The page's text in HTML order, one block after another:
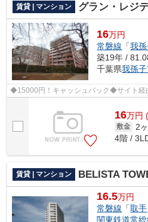
賃貸 | マンション グラン・レジ
16万円
常磐線 「我
築19年 /
千葉県我孫
◆15000円！キャッシュバック◆サイト経
16万円
敷金 2
4階 /
賃貸 | マンション BELISTA
16.5万円
常磐線 「取手
関東鉄道常総